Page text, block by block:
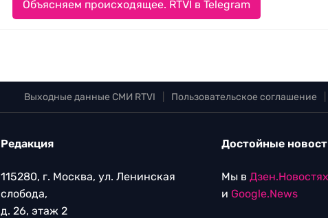
Объясняем происходящее. RTVI в Telegram
Выходные данные СМИ RTVI Пользовательское соглашение
Редакция
115280, г. Москва, ул. Ленинская
слобода,
д. 26, этаж 2
Достойные
Мы в Дзен.Новостях
и Google.News